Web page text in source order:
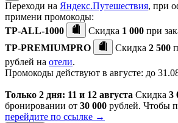
Переходи на Яндекс.Путешествия, при
примени промокоды:
TP-ALL-1000
Скидка 1 000 при
TP-PREMIUMPRO
Скидка 2 500
рублей на отели.
Промокоды действуют в августе: до
Только 2 дня: 11 и 12 августа Скидка 3
бронировании от 30 000 рублей. Чтобы
перейдите по ссылке →